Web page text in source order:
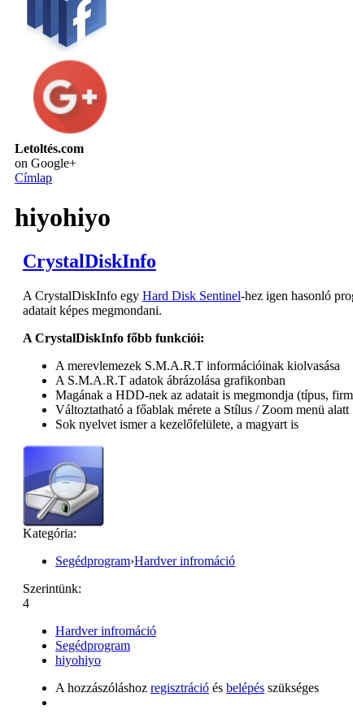
Letoltés.com
on Google+
Címlap
hiyohiyo
CrystalDiskInfo
A CrystalDiskInfo egy Hard Disk Sentinel-hez igen hasonló
adatait képes megmondani.
A CrystalDiskInfo főbb funkciói:
A merevlemezek S.M.A.R.T információinak kiolvasása
A S.M.A.R.T adatok ábrázolása grafikonban
Magának a HDD-nek az adatait is megmondja (típus,
Változtatható a főablak mérete a Stílus / Zoom menü alatt
Sok nyelvet ismer a kezelőfelülete, a magyart is
Kategória:
Segédprogram›Hardver infromáció
Szerintünk:
4
Hardver infromáció
Segédprogram
hiyohiyo
A hozzászóláshoz regisztráció és belépés szükséges